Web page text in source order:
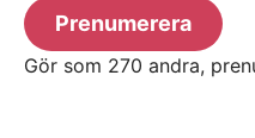
Prenumerera
Gör som 270 andra,